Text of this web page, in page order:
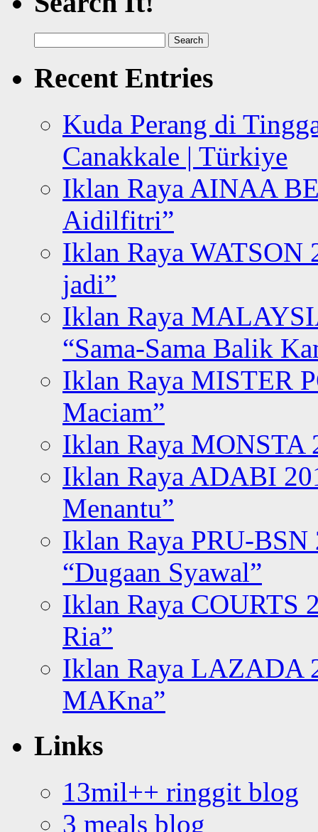
for:
Recent Entries
Kuda Perang di
Canakkale | Türkiye
Iklan Raya AINAA
Aidilfitri”
Iklan Raya WATSON
jadi”
Iklan Raya
“Sama-Sama Balik
Iklan Raya MISTER
Maciam”
Iklan Raya MONSTA
Iklan Raya ADABI
Menantu”
Iklan Raya PRU-BSN
“Dugaan Syawal”
Iklan Raya COURTS
Ria”
Iklan Raya LAZADA
MAKna”
Links
13mil++ ringgit blog
3 meals blog